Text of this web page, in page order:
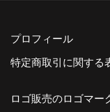
プロフィール
特定商取引に関する
ロゴ販売のロゴマー